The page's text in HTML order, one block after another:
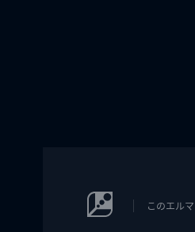
このエル